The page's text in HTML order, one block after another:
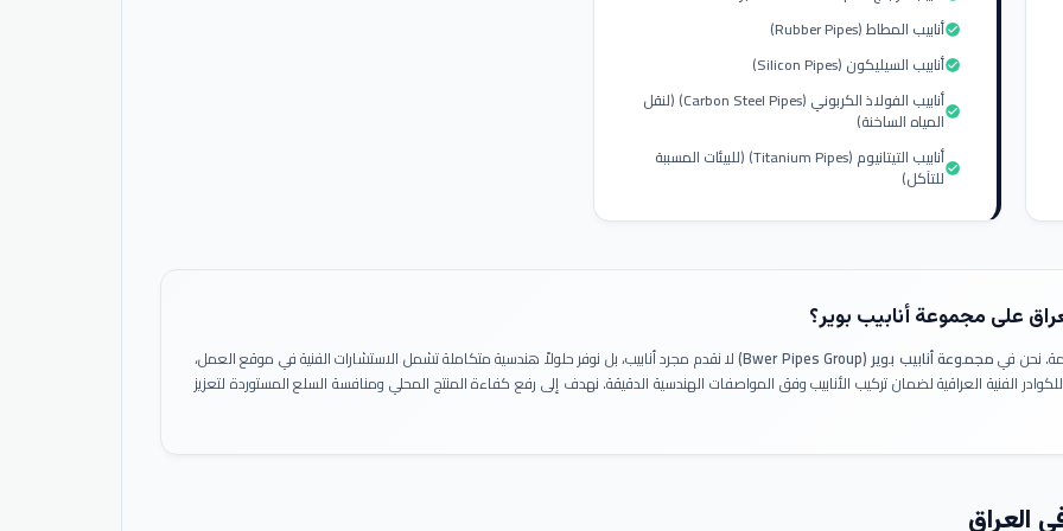
أنابيب المطاط (Rubber Pipes)check_circle
أنابيب السيليكون (Silicon Pipes)check_circle
أنابيب الفولاذ الكربوني (Carbon Steel Pipes) (لنقل
المياه الساخنة)check_circle
أنابيب التيتانيوم (Titanium Pipes) (للبيئات المسببة
للتآكل)check_circle
على مجموعة أنابيب بوير؟
نحن فيمجموعة أنابيب بوير (Bwer Pipes Group)
لا نقدم مجرد أنابيب، بل نوفر حلولاً هندسية متكاملة تشمل الاستشارات الفنية في موقع العمل،
للكوادر الفنية العراقية لضمان تركيب الأنابيب وفق المواصفات الهندسية الدقيقة. نهدف إلى رفع كفاءة المنتج المحلي ومنافسة السلع المستوردة لتعزيز